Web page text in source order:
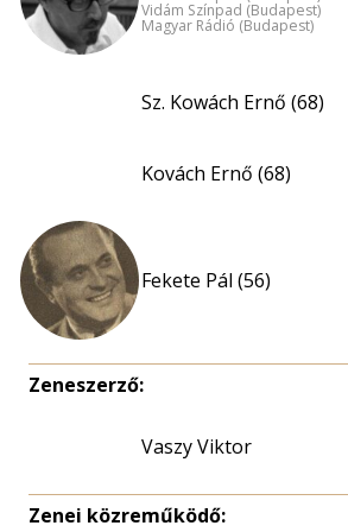
Vidám Színpad (Budapest)
Magyar Rádió (Budapest)
Sz. Kowách Ernő (68)
Kovách Ernő (68)
Fekete Pál (56)
Zeneszerző:
Vaszy Viktor
Zenei közreműködő: